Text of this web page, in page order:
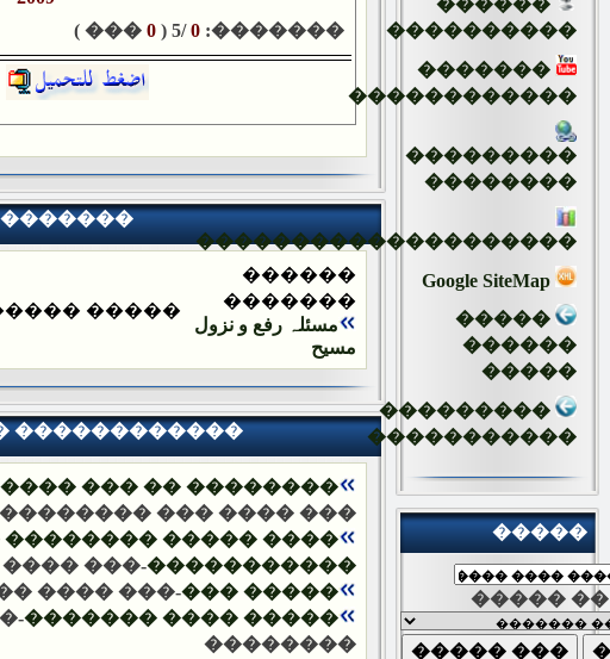
�������:
0
/5 (
0
��� )
������
�������
مسئلہ رفع و نزول
مسیح
���������
������������
���������
��� ���� ��� ��������
��� ����� ��������
�����������
����� ���
��������
����� ���� �������
��������
������
����������
�������
������������
���������
��������
��������������������
�����
������
�����
���������
�����������
�����
����� ��